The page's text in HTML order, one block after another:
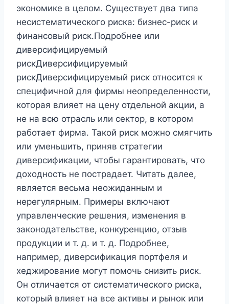
экономике в целом. Существует два типа
несистематического риска: бизнес-риск и
финансовый риск.Подробнее или
диверсифицируемый
рискДиверсифицируемый
рискДиверсифицируемый риск относится к
специфичной для фирмы неопределенности,
которая влияет на цену отдельной акции, а
не на всю отрасль или сектор, в котором
работает фирма. Такой риск можно смягчить
или уменьшить, приняв стратегии
диверсификации, чтобы гарантировать, что
доходность не пострадает. Читать далее,
является весьма неожиданным и
нерегулярным. Примеры включают
управленческие решения, изменения в
законодательстве, конкуренцию, отзыв
продукции и т. д. и т. д. Подробнее,
например, диверсификация портфеля и
хеджирование могут помочь снизить риск.
Он отличается от систематического риска,
который влияет на все активы и рынок или